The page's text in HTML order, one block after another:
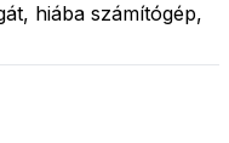
hiába számítógép,